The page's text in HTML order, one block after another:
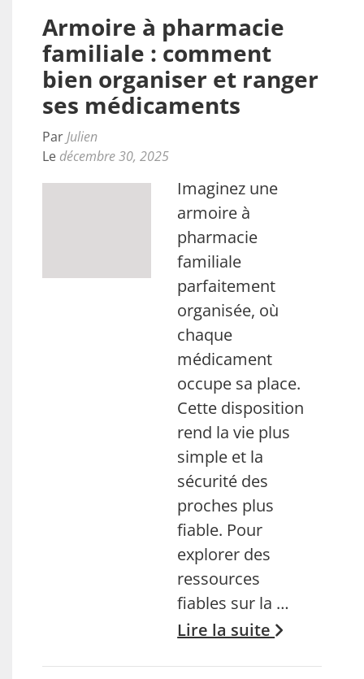
Armoire à pharmacie
familiale : comment
bien organiser et ranger
ses médicaments
ParJulien
Le décembre 30, 2025
Imaginez une
armoire à
pharmacie
familiale
parfaitement
organisée, où
chaque
médicament
occupe sa place.
Cette disposition
rend la vie plus
simple et la
sécurité des
proches plus
fiable. Pour
explorer des
ressources
fiables sur la …
Lire la suite